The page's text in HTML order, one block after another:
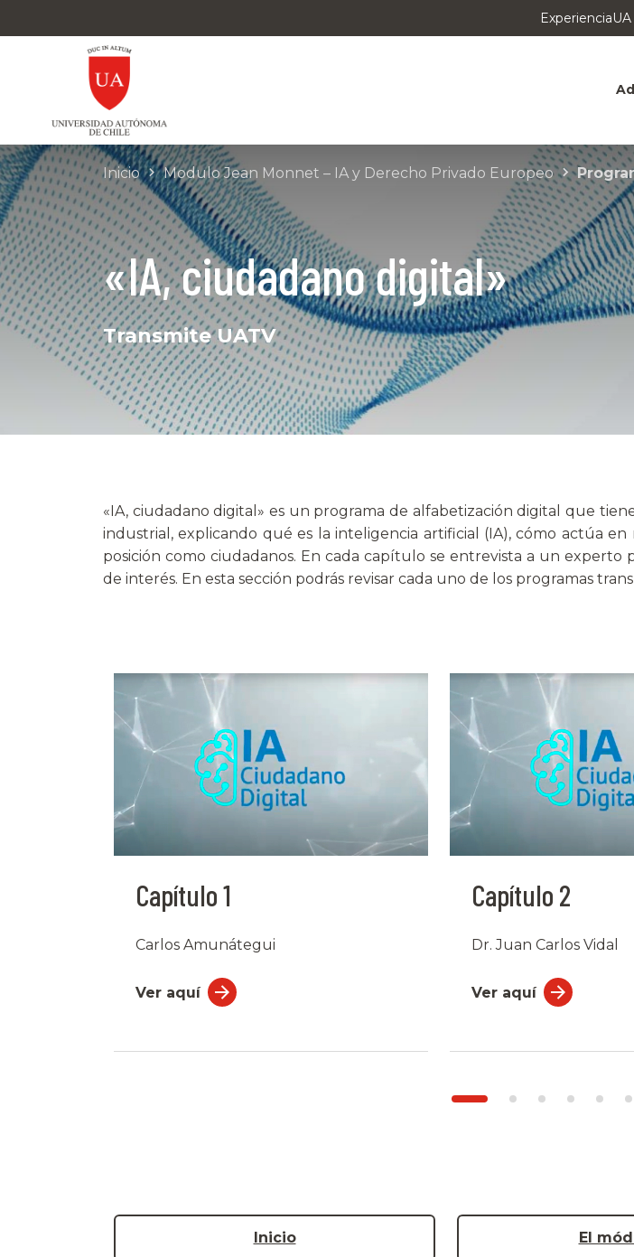
ExperienciaUA
Inicio Modulo Jean Monnet – IA y Derecho Privado Europeo
«IA, ciudadano digital»
Transmite UATV
«IA, ciudadano digital» es un programa de alfabetización digital que
industrial, explicando qué es la inteligencia artificial (IA), cómo actúa
posición como ciudadanos. En cada capítulo se entrevista a un
de interés. En esta sección podrás revisar cada uno de los programas
Capítulo 1
Carlos Amunátegui
Ver aquí
Capítulo 2
Dr. Juan Carlos Vidal
Ver aquí
Inicio El